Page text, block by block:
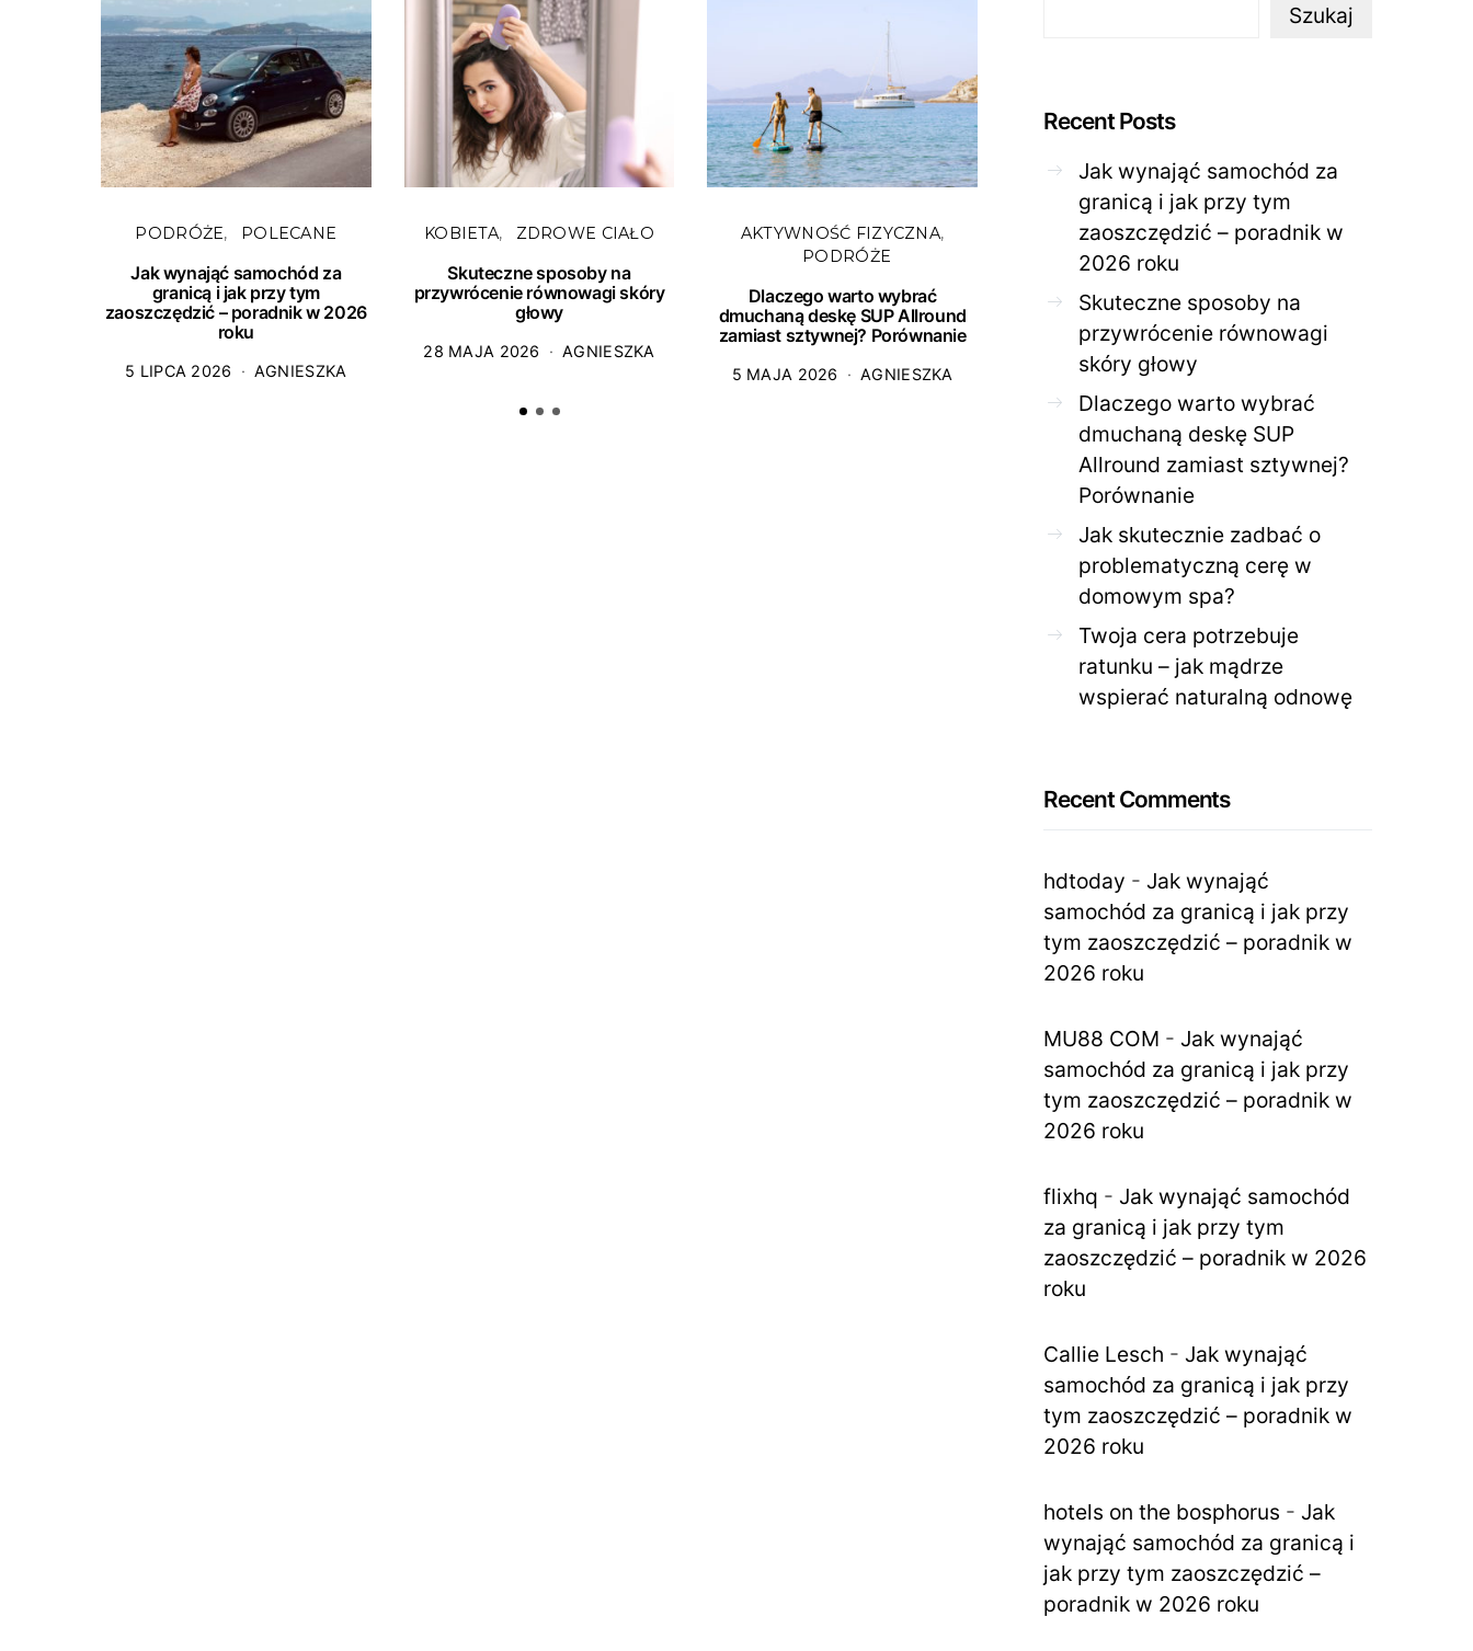
PODRÓŻE POLECANE
Jak wynająć samochód za
granicą i jak przy tym
zaoszczędzić – poradnik w 2026
roku
5 LIPCA 2026 AGNIESZKA
KOBIETA ZDROWE CIAŁO
Skuteczne sposoby na
przywrócenie równowagi skóry
głowy
28 MAJA 2026 AGNIESZKA
AKTYWNOŚĆ FIZYCZNA
PODRÓŻE
Dlaczego warto wybrać
dmuchaną deskę SUP Allround
zamiast sztywnej? Porównanie
5 MAJA 2026 AGNIESZKA
ZDROWE CIAŁO
Jak skutecznie zadbać o
problematyczną cerę w
domowym spa?
28 KWIETNIA 2026 27 KWIETNIA 2026
Szukaj
Recent Posts
Jak wynająć samochód za
granicą i jak przy tym
zaoszczędzić – poradnik w
2026 roku
Skuteczne sposoby na
przywrócenie równowagi
skóry głowy
Dlaczego warto wybrać
dmuchaną deskę SUP
Allround zamiast sztywnej?
Porównanie
Jak skutecznie zadbać o
problematyczną cerę w
domowym spa?
Twoja cera potrzebuje
ratunku – jak mądrze
wspierać naturalną odnowę
Recent Comments
hdtoday - Jak wynająć
samochód za granicą i jak przy
tym zaoszczędzić – poradnik w
2026 roku
MU88 COM - Jak wynająć
samochód za granicą i jak przy
tym zaoszczędzić – poradnik w
2026 roku
flixhq - Jak wynająć samochód
za granicą i jak przy tym
zaoszczędzić – poradnik w 2026
roku
Callie Lesch - Jak wynająć
samochód za granicą i jak przy
tym zaoszczędzić – poradnik w
2026 roku
hotels on the bosphorus - Jak
wynająć samochód za granicą i
jak przy tym zaoszczędzić –
poradnik w 2026 roku